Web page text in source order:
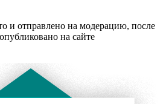
и отправлено на модерацию, после
на сайте